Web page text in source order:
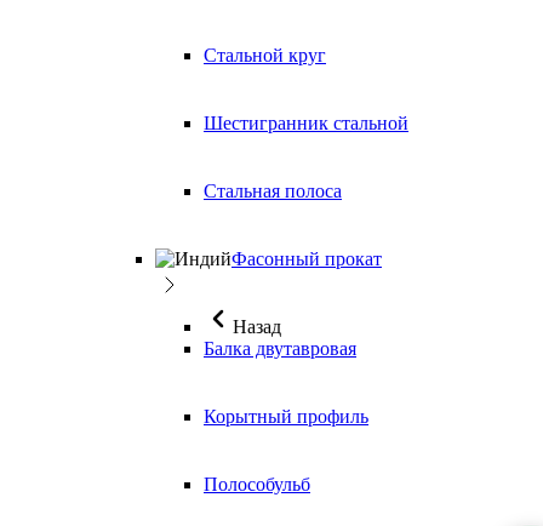
Стальной круг
Шестигранник стальной
Стальная полоса
Фасонный прокат
Назад
Балка двутавровая
Корытный профиль
Полособульб